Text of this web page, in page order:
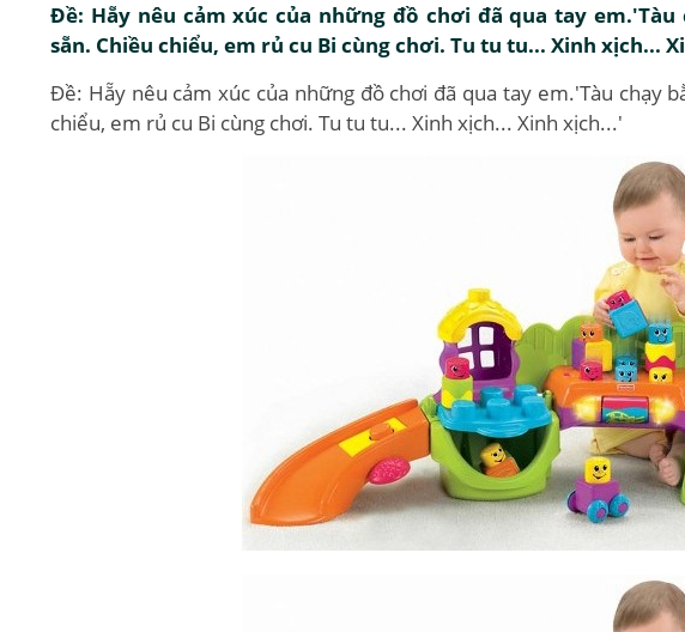
Đề: Hẵy nêu cảm xúc của những đồ chơi đã qua tay
sẵn. Chiều chiểu, em rủ cu Bi cùng chơi. Tu tu tu... Xinh xịch...
Đề: Hẵy nêu cảm xúc của những đồ chơi đã qua tay em.'Tàu chạy
chiểu, em rủ cu Bi cùng chơi. Tu tu tu... Xinh xịch... Xinh xịch...'